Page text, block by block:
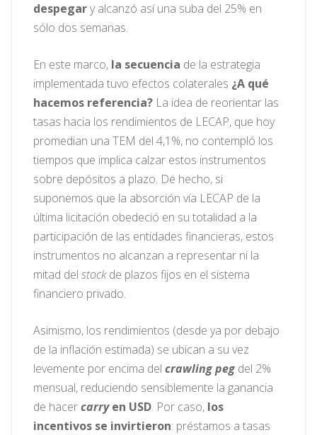
despegary alcanzó así una suba del 25% en
sólo dos semanas.
En este marco, la secuencia de la estrategia
implementada tuvo efectos colaterales ¿A qué
hacemos referencia? La idea de reorientar las
tasas hacia los rendimientos de LECAP, que hoy
promedian una TEM del 4,1%, no contempló los
tiempos que implica calzar estos instrumentos
sobre depósitos a plazo. De hecho, si
suponemos que la absorción vía LECAP de la
última licitación obedeció en su totalidad a la
participación de las entidades financieras, estos
instrumentos no alcanzan a representar ni la
mitad del stockde plazos fijos en el sistema
financiero privado.
Asimismo, los rendimientos (desde ya por debajo
de la inflación estimada) se ubican a su vez
levemente por encima del crawling pegdel 2%
mensual, reduciendo sensiblemente la ganancia
de hacercarryen USD. Por caso, los
incentivos se invirtieron: préstamos a tasas